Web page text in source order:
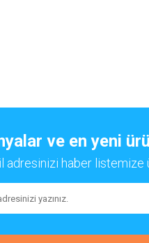
ve en yeni
adresinizi haber listemize